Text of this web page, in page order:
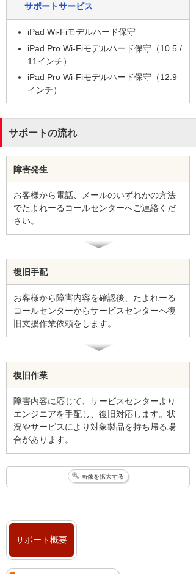
サポートサービス
iPad Wi-Fiモデルハード保守
iPad Pro Wi-Fiモデルハード保守（10.5 /
11インチ）
iPad Pro Wi-Fiモデルハード保守（12.9
インチ）
サポートの流れ
障害発生
お客様から電話、メールのいずれかの方法
でたよれーるコールセンターへご連絡くだ
さい。
復旧手配
お客様から障害内容を確認後、たよれーる
コールセンターからサービスセンターへ復
旧支援作業依頼をします。
復旧作業
障害内容に応じて、サービスセンターより
エンジニアを手配し、復旧対応します。状
況やサービスにより対象製品を持ち帰る場
合があります。
画像を拡大する
サポート概要